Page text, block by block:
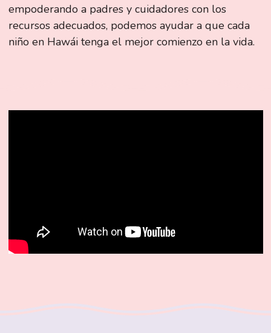
empoderando a padres y cuidadores con los
recursos adecuados, podemos ayudar a que cada
niño en Hawái tenga el mejor comienzo en la vida.